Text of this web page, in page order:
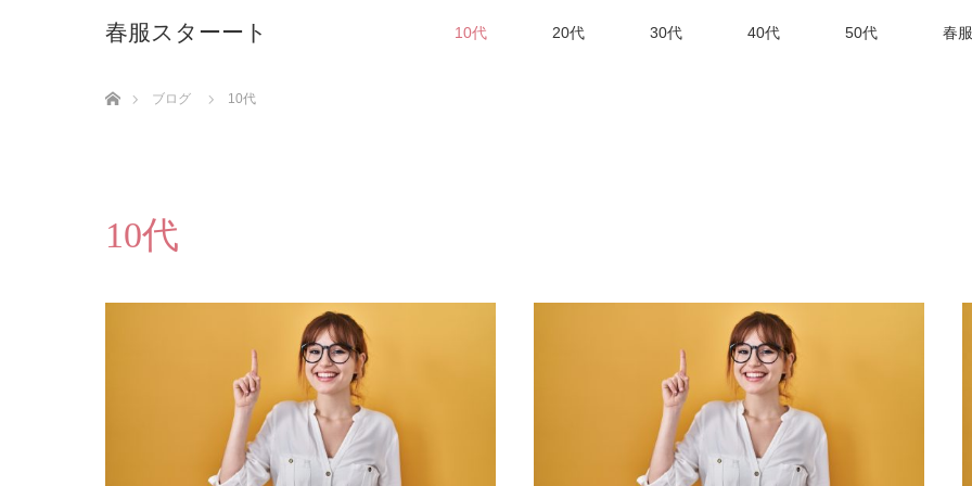
春服スターート 10代 20代 30代 40代 50代 春
ブログ
10代
10代